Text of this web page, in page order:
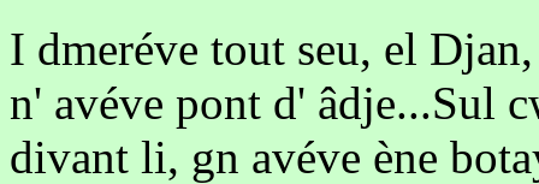
I dmeréve tout seu, el
n' avéve pont d' âdje...Sul
divant li, gn avéve ène